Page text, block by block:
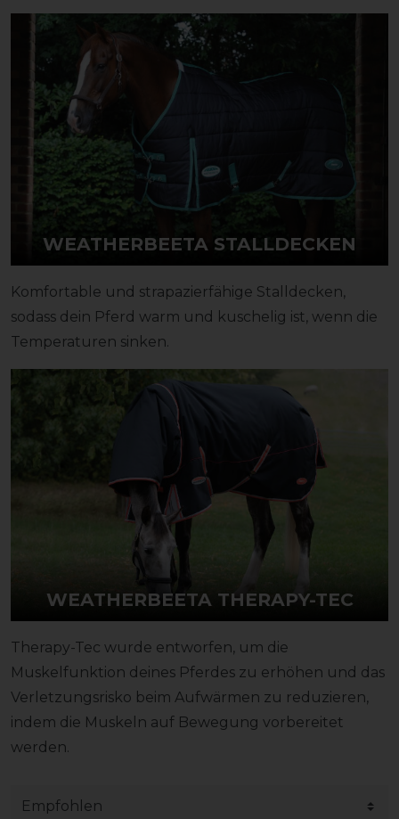
WEATHERBEETA STALLDECKEN
Komfortable und strapazierfähige Stalldecken,
sodass dein Pferd warm und kuschelig ist, wenn die
Temperaturen sinken.
WEATHERBEETA THERAPY-TEC
Therapy-Tec wurde entworfen, um die
Muskelfunktion deines Pferdes zu erhöhen und das
Verletzungsrisko beim Aufwärmen zu reduzieren,
indem die Muskeln auf Bewegung vorbereitet
werden.